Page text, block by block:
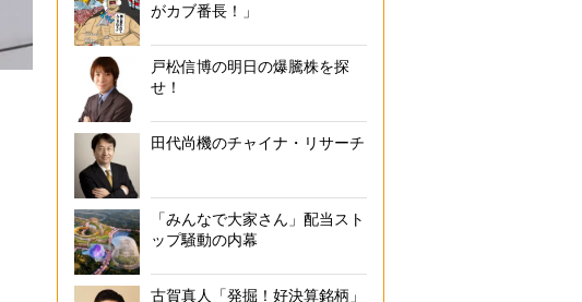
『GE帝国盛衰史──｢最強企業｣だった組織はどこで間違えたのか』（著・トー
がカブ番長！」
戸松信博の明日の爆騰株を探
せ！
田代尚機のチャイナ・リサーチ
「みんなで大家さん」配当スト
ップ騒動の内幕
古賀真人「発掘！好決算銘柄」